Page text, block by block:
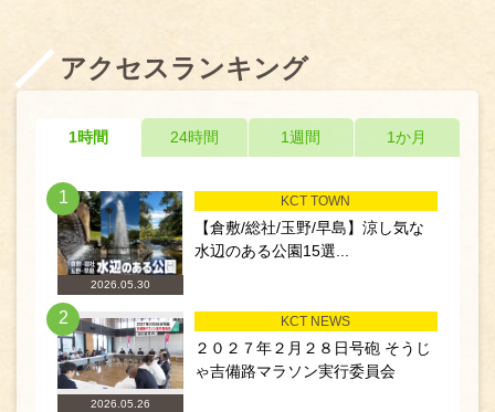
アクセスランキング
1時間 24時間 1週間 1か月
1
2026.05.30
KCT TOWN
【倉敷/総社/玉野/早島】涼し気な
水辺のある公園15選...
2
2026.05.26
KCT NEWS
２０２７年２月２８日号砲 そうじ
ゃ吉備路マラソン実行委員会